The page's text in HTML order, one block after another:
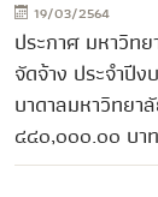
19/03/2564
ประกาศ มหาวิท
จัดจ้าง ประจำปี
บาดาลมหาวิทย
๔๔๐,๐๐๐.๐๐ บาท